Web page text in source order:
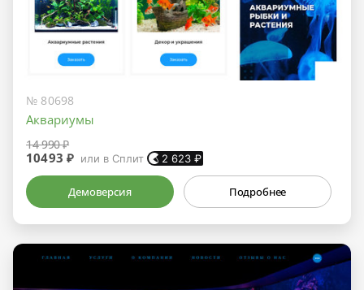
№ 80698
Аквариумы
14 990 ₽
10493 ₽ или в Сплит 2 623 ₽
Демоверсия Подробнее